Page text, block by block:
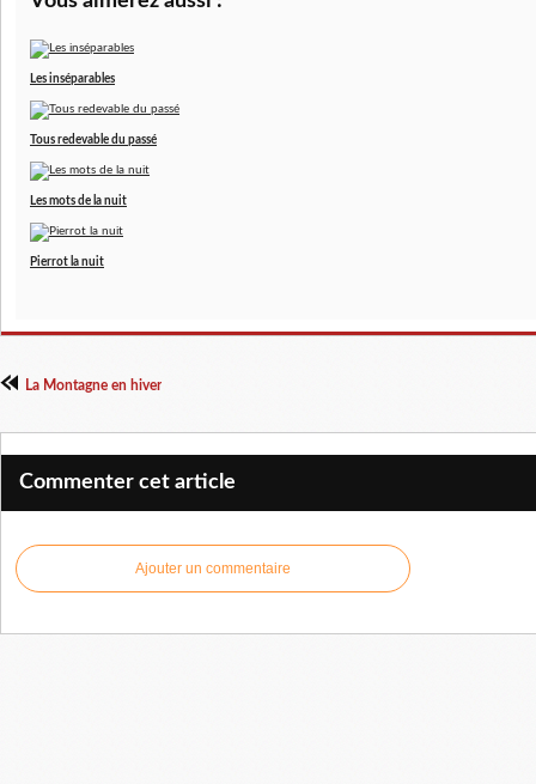
Les inséparables
Tous redevable du passé
Les mots de la nuit
Pierrot la nuit
La Montagne en hiver
Commenter cet article
Ajouter un commentaire